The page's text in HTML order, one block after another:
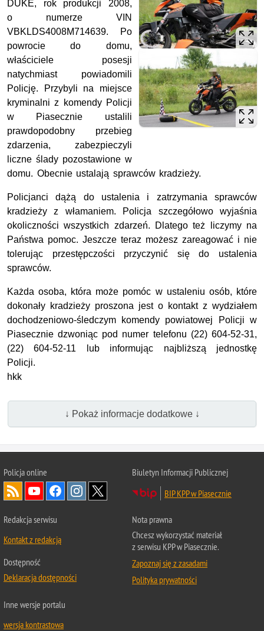
DUKE, rok produkcji 2008,
o numerze VIN
VBKLDS4008M714639. Po
powrocie do domu,
właściciele posesji
natychmiast powiadomili
Policję. Przybyli na miejsce
kryminalni z komendy Policji
w Piasecznie ustalili
prawdopodobny przebieg
zdarzenia, zabezpieczyli
liczne ślady pozostawione w
domu. Obecnie ustalają sprawców kradzieży.
Policjanci dążą do ustalenia i zatrzymania sprawców
kradzieży z włamaniem. Policja szczegółowo wyjaśnia
okoliczności wszystkich zdarzeń. Dlatego też liczymy na
Państwa pomoc. Jeszcze teraz możesz zareagować i nie
tolerując przestępczości przyczynić się do ustalenia
sprawców.
Każda osoba, która może pomóc w ustaleniu osób, które
dokonały kradzieży proszona jest o kontakt z wydziałem
dochodzeniowo-śledczym komendy powiatowej Policji w
Piasecznie dzwoniąc pod numer telefonu (22) 604-52-31,
(22) 604-52-11 lub informując najbliższą jednostkę
Policji.
hkk
↓ Pokaż informacje dodatkowe ↓
Policja online
Biuletyn Informacji Publicznej
BIP KPP w Piasecznie
Redakcja serwisu
Kontakt z redakcją
Dostępność
Deklaracja dostępności
Nota prawna
Chcesz wykorzystać materiał
z serwisu KPP w Piasecznie.
Zapoznaj się z zasadami
Polityka prywatności
Inne wersje portalu
wersja kontrastowa